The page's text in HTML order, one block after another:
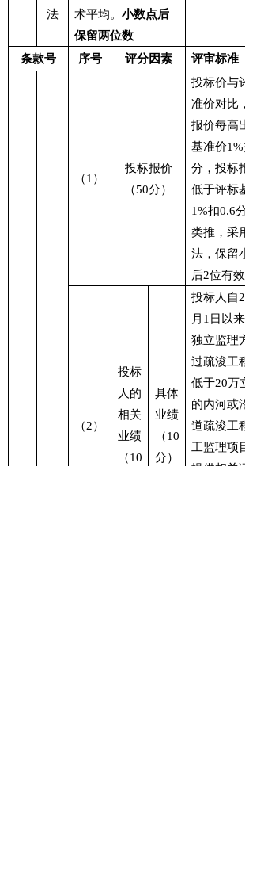
法
术平均。小数点后
保留两位数
条款号 序号 评分因素 评审标准
（1 ）
投标报价
（50分）
投标价与评
准价对比，
报价每高出
基准价1%扣
分，投标报
低于评标基
1%扣0.6分
类推，采用
法，保留小
后2位有效
（2）
投标
人的
相关
业绩
（10
具体
业绩
（10
分）
投标人自
月 1 日以来
独立监理方
过疏浚工程
低于20万立
的内河或沿
道疏浚工程
工监理项目
提供相关证